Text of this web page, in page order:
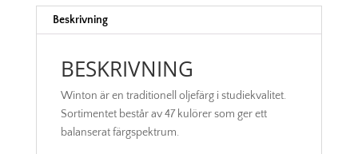
mängdBeskrivning
BESKRIVNING
Winton är en traditionell oljefärg i studiekvalitet.
Sortimentet består av 47 kulörer som ger ett
balanserat färgspektrum.